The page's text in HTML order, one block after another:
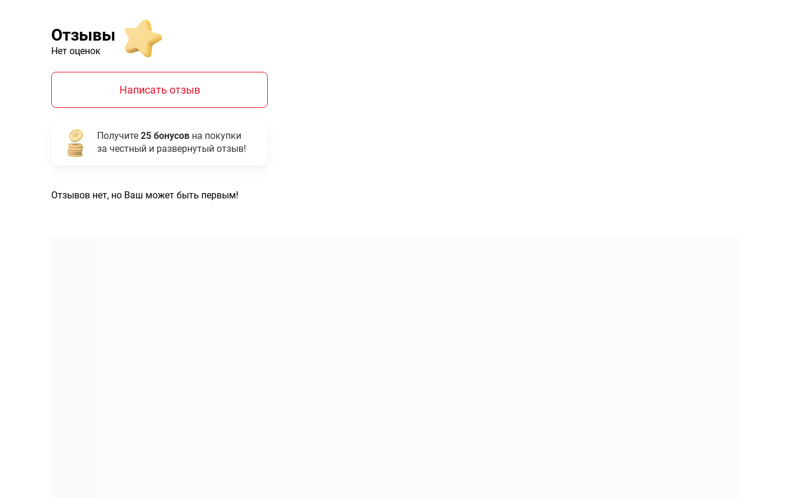
Отзывы
Нет оценок
Написать отзыв
Получите 25 бонусов на покупки
за честный и развернутый отзыв!
Отзывов нет, но Ваш может быть первым!